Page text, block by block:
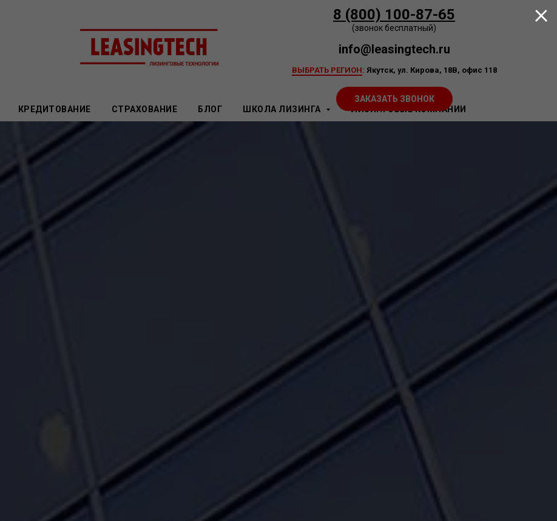
8 (800) 100-87-65
(звонок бесплатный)
info@leasingtech.ru
ВЫБРАТЬ РЕГИОН: Якутск, ул. Кирова, 18В, офис 118
ЗАКАЗАТЬ ЗВОНОК
КРЕДИТОВАНИЕ СТРАХОВАНИЕ БЛОГ ШКОЛА ЛИЗИНГА ЛИЗИНГОВЫЕ КОМПАНИИ